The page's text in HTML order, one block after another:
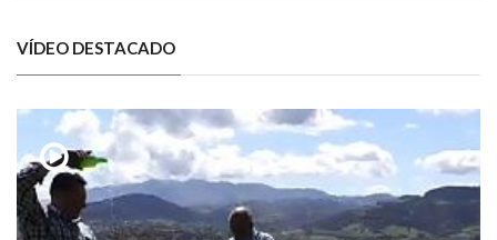
VÍDEO DESTACADO